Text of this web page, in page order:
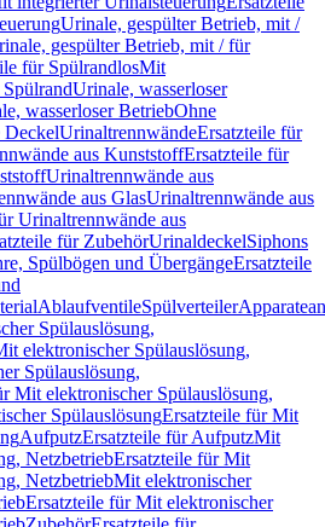
Urinale, gespülter Betrieb, mit /
gespülter Betrieb, mit / für
für SpülrandlosMit
Urinale, wasserloser
wasserloser BetriebOhne
DeckelUrinaltrennwändeErsatzteile für
aus KunststoffErsatzteile für
Urinaltrennwände aus
aus GlasUrinaltrennwände aus
Urinaltrennwände aus
für ZubehörUrinaldeckelSiphons
Spülbögen und ÜbergängeErsatzteile
AblaufventileSpülverteiler
Spülauslösung,
elektronischer Spülauslösung,
Spülauslösung,
Mit elektronischer Spülauslösung,
SpülauslösungErsatzteile für Mit
AufputzErsatzteile für AufputzMit
NetzbetriebErsatzteile für Mit
NetzbetriebMit elektronischer
Ersatzteile für Mit elektronischer